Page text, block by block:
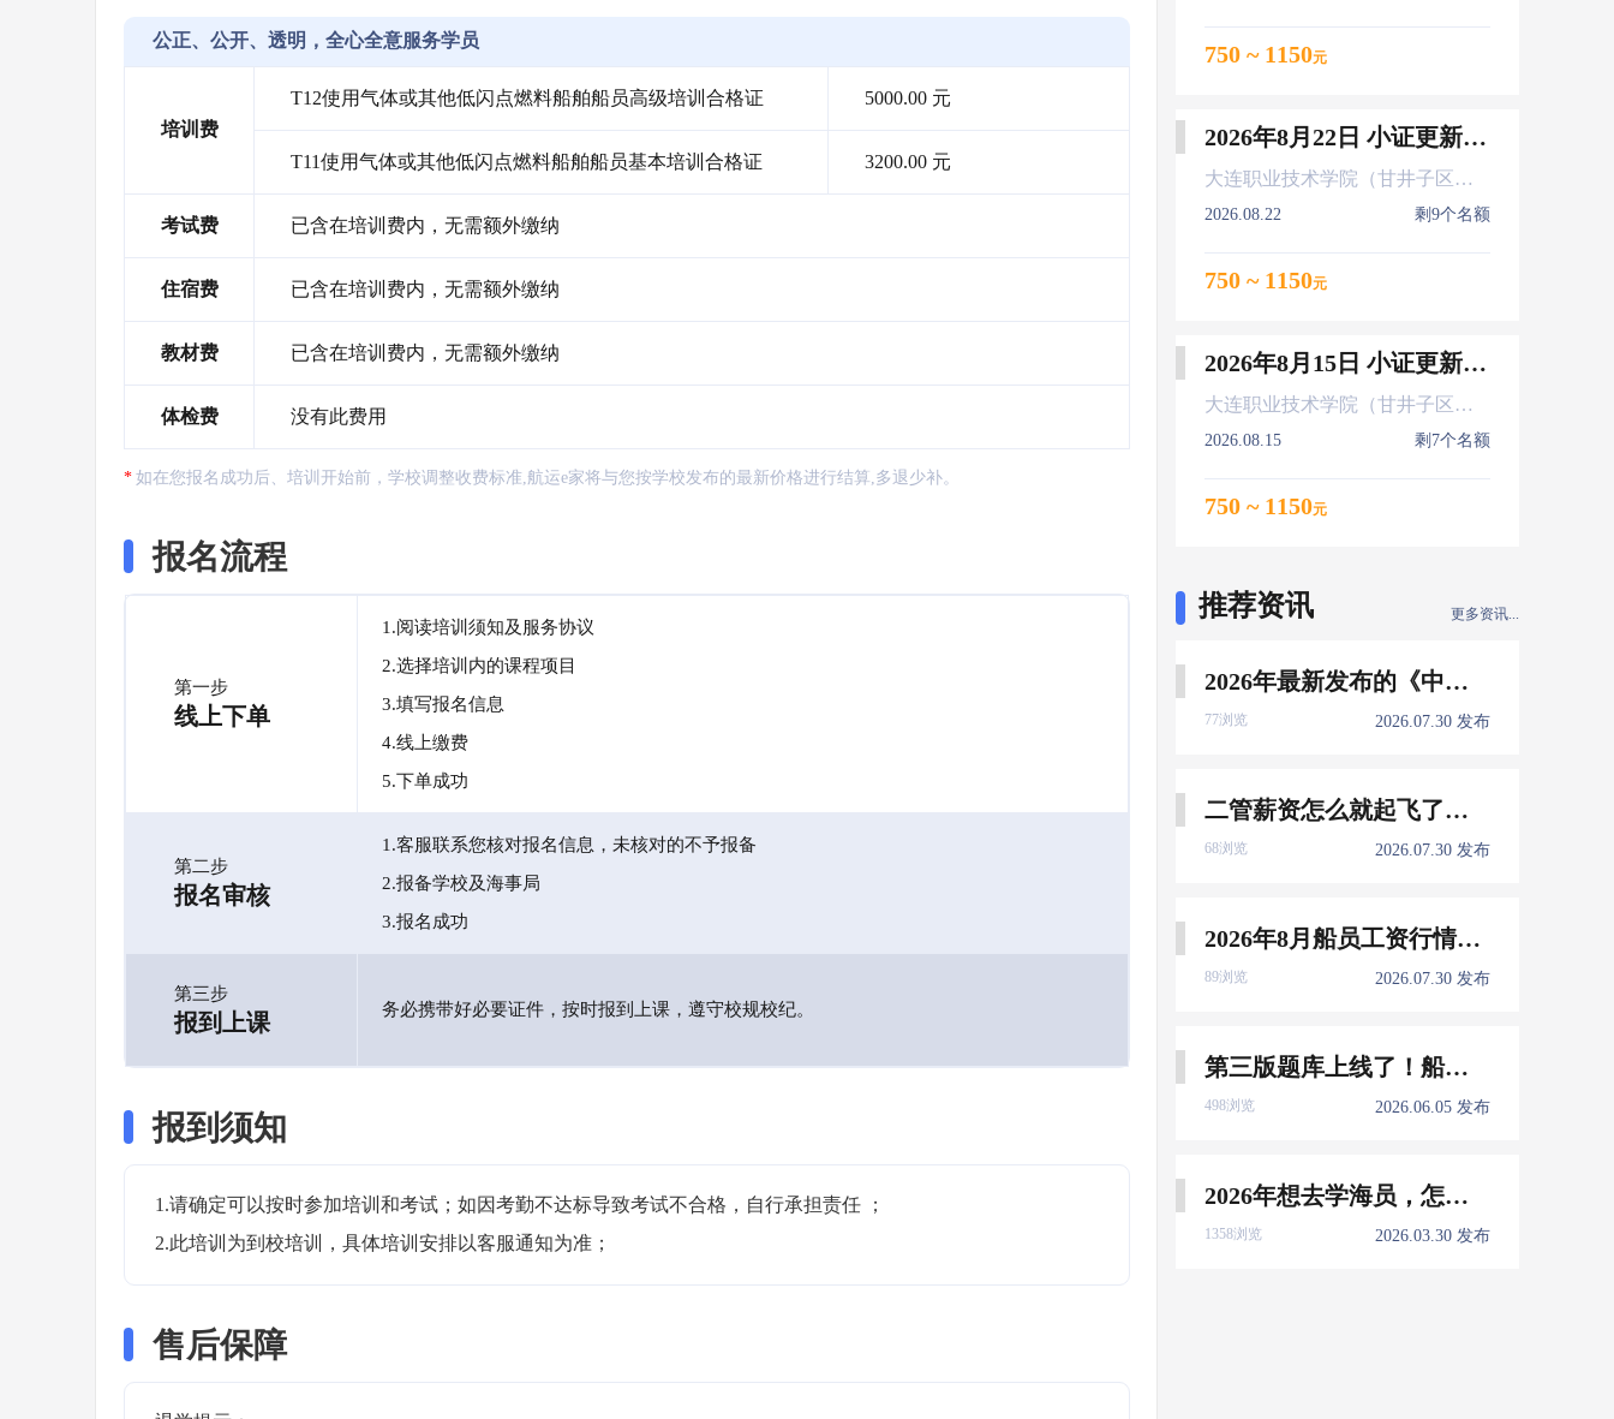
公正、公开、透明，全心全意服务学员
培训费
T12使用气体或其他低闪点燃料船舶船员高级培训合格证 5000.00 元
T11使用气体或其他低闪点燃料船舶船员基本培训合格证 3200.00 元
考试费 已含在培训费内，无需额外缴纳
住宿费 已含在培训费内，无需额外缴纳
教材费 已含在培训费内，无需额外缴纳
体检费 没有此费用
如在您报名成功后、培训开始前，学校调整收费标准,航运e家将与您按学校发布的最新价格进行结算,多退少补。
报名流程
第一步
线上下单
1.阅读培训须知及服务协议
2.选择培训内的课程项目
3.填写报名信息
4.线上缴费
5.下单成功
第二步
报名审核
1.客服联系您核对报名信息，未核对的不予报备
2.报备学校及海事局
3.报名成功
第三步
报到上课 务必携带好必要证件，按时报到上课，遵守校规校纪。
报到须知
1.请确定可以按时参加培训和考试；如因考勤不达标导致考试不合格，自行承担责任 ；
2.此培训为到校培训，具体培训安排以客服通知为准；
售后保障
750 ~ 1150元
2026年8月22日 小证更新 Z01Z02Z04
大连职业技术学院（甘井子区大连北站）
2026.08.22 剩9个名额
750 ~ 1150元
2026年8月15日 小证更新 Z01Z02Z04
大连职业技术学院（甘井子区大连北站）
2026.08.15 剩7个名额
750 ~ 1150元
推荐资讯 更多资讯...
2026年最新发布的《中国船员发展报告》，暴露了哪些信息量？
77浏览 2026.07.30 发布
二管薪资怎么就起飞了，下一个会是谁？
68浏览 2026.07.30 发布
2026年8月船员工资行情参考
89浏览 2026.07.30 发布
第三版题库上线了！船员免费刷！
498浏览 2026.06.05 发布
2026年想去学海员，怎么选择培训学校？
1358浏览 2026.03.30 发布